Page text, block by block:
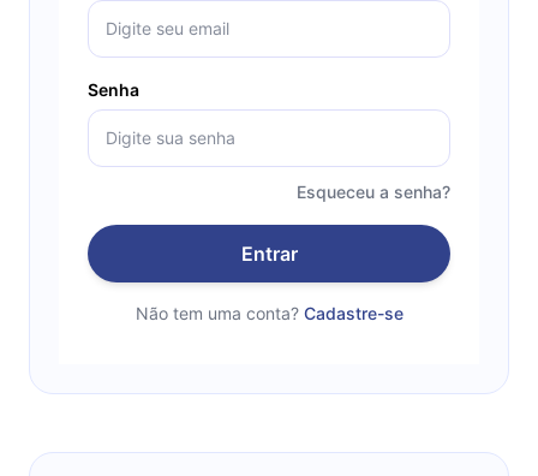
Senha
Esqueceu a senha?
Entrar
Não tem uma conta? Cadastre-se